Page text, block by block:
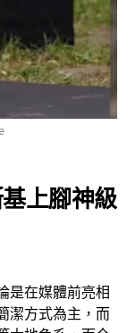
上腳神級
是在媒體前亮相
潔方式為主，而